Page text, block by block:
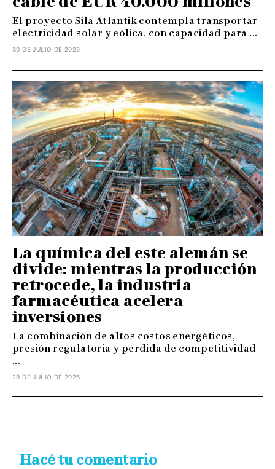
El proyecto Sila Atlantik contempla transportar
electricidad solar y eólica, con capacidad para ...
30 DE JULIO DE 2026
La química del este alemán se
divide: mientras la producción
retrocede, la industria
farmacéutica acelera
inversiones
La combinación de altos costos energéticos,
presión regulatoria y pérdida de competitividad
...
29 DE JULIO DE 2026
Hacé tu comentario